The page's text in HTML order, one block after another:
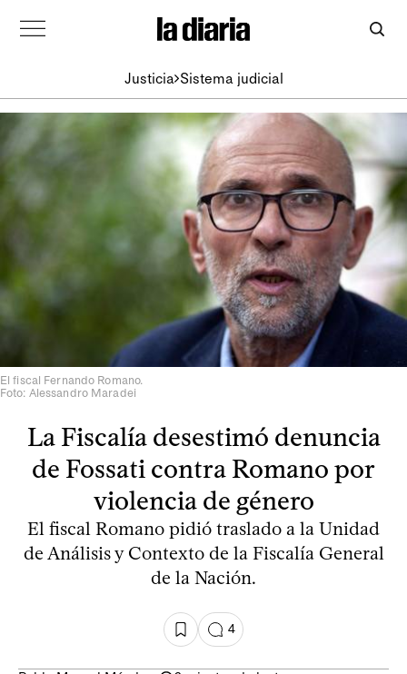
Justicia Sistema judicial
El fiscal Fernando Romano.
Foto: Alessandro Maradei
La Fiscalía desestimó denuncia
de Fossati contra Romano por
violencia de género
El fiscal Romano pidió traslado a la Unidad
de Análisis y Contexto de la Fiscalía General
de la Nación.
4